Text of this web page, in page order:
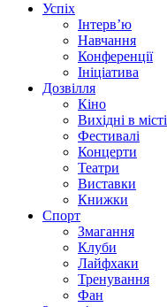
Успіх
Інтерв’ю
Навчання
Конференції
Ініціатива
Дозвілля
Кіно
Вихідні в місті
Фестивалі
Концерти
Театри
Виставки
Книжки
Спорт
Змагання
Клуби
Лайфхаки
Тренування
Фан